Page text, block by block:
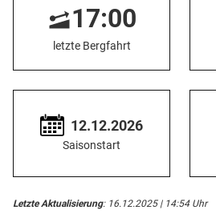
17:00
letzte Bergfahrt
12.12.2026
Saisonstart
Letzte Aktualisierung: 16.12.2025 | 14:54 Uhr